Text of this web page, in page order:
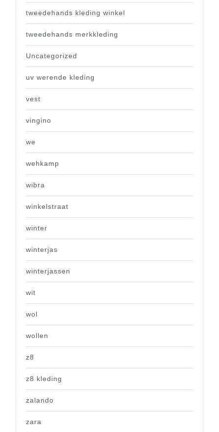
tweedehands kleding winkel
tweedehands merkkleding
Uncategorized
uv werende kleding
vest
vingino
we
wehkamp
wibra
winkelstraat
winter
winterjas
winterjassen
wit
wol
wollen
z8
z8 kleding
zalando
zara